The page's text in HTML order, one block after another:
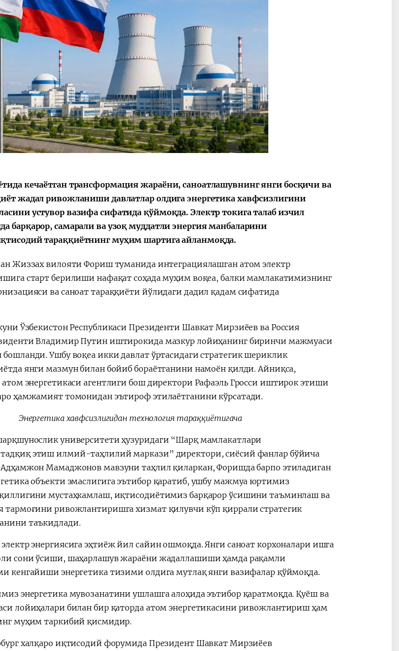
кечаётган трансформация жараёни, саноатлашувнинг янги босқичи ва
жадал ривожланиши давлатлар олдига энергетика хавфсизлигини
устувор вазифа сифатида қўймоқда. Электр токига талаб изчил
барқарор, самарали ва узоқ муддатли энергия манбаларини
тараққиётнинг муҳим шартига айланмоқда.
Жиззах вилояти Фориш туманида интеграциялашган атом электр
старт берилиши нафақат соҳада муҳим воқеа, балки мамлакатимизнинг
ва саноат тараққиёти йўлидаги дадил қадам сифатида
Ўзбекистон Республикаси Президенти Шавкат Мирзиёев ва Россия
Владимир Путин иштирокида мазкур лойиҳанинг биринчи мажмуаси
Ушбу воқеа икки давлат ўртасидаги стратегик шериклик
янги мазмун билан бойиб бораётганини намоён қилди. Айниқса,
атом энергетикаси агентлиги бош директори Рафаэль Гросси иштирок этиши
ҳамжамият томонидан эътироф этилаётганини кўрсатади.
Энергетика хавфсизлигидан технология тараққиётигача
университети ҳузуридаги “Шарқ мамлакатлари
этиш илмий-таҳлилий маркази” директори, сиёсий фанлар бўйича
Мамаджонов мавзуни таҳлил қиларкан, Форишда барпо этиладиган
объекти эмаслигига эътибор қаратиб, ушбу мажмуа юртимиз
мустаҳкамлаш, иқтисодиётимиз барқарор ўсишини таъминлаш ва
тармоғини ривожлантиришга хизмат қилувчи кўп қиррали стратегик
таъкидлади.
энергиясига эҳтиёж йил сайин ошмоқда. Янги саноат корхоналари ишга
сони ўсиши, шаҳарлашув жараёни жадаллашиши ҳамда рақамли
кенгайиши энергетика тизими олдига мутлақ янги вазифалар қўймоқда.
энергетика мувозанатини ушлашга алоҳида эътибор қаратмоқда. Қуёш ва
лойиҳалари билан бир қаторда атом энергетикасини ривожлантириш ҳам
муҳим таркибий қисмидир.
халқаро иқтисодий форумида Президент Шавкат Мирзиёев